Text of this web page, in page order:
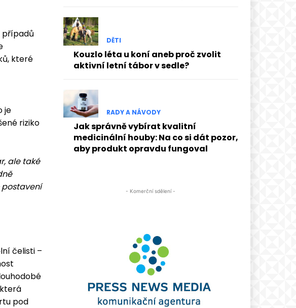
případů
které
je
riziko
ale také
postavení
čelisti –
pod
DĚTI
Kouzlo léta u koní aneb proč zvolit
aktivní letní tábor v sedle?
RADY A NÁVODY
Jak správně vybírat kvalitní
medicinální houby: Na co si dát pozor,
aby produkt opravdu fungoval
- Komerční sdělení -